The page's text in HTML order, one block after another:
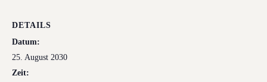
DETAILS
Datum:
25. August 2030
Zeit: